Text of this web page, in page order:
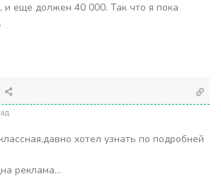
и еще должен 40 000. Так что я пока
хотел узнать по подробней
реклама…